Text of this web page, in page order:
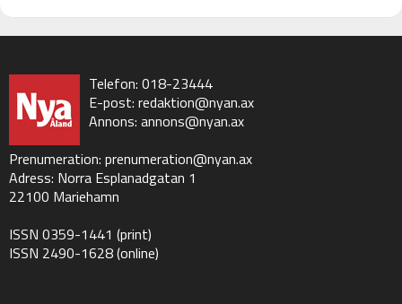
Telefon: 018-23444
E-post: redaktion@nyan.ax
Annons: annons@nyan.ax
Prenumeration: prenumeration@nyan.ax
Adress: Norra Esplanadgatan 1
22100 Mariehamn
ISSN 0359-1441 (print)
ISSN 2490-1628 (online)